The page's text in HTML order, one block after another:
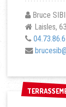
Bruce
Laisles,